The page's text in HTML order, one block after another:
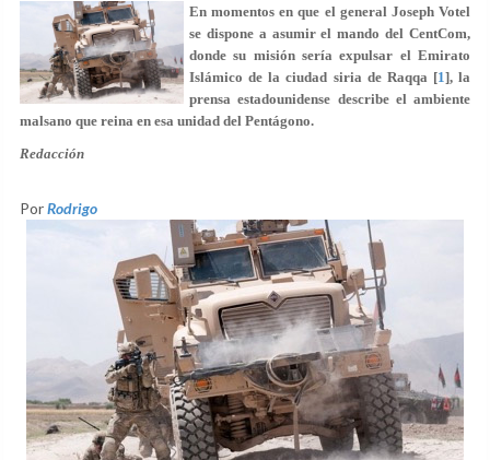
En momentos en que el general Joseph Votel
se dispone a asumir el mando del CentCom,
donde su misión sería expulsar el Emirato
Islámico de la ciudad siria de Raqqa [1], la
prensa estadounidense describe el ambiente
malsano que reina en esa unidad del Pentágono.
Redacción
PorRodrigo